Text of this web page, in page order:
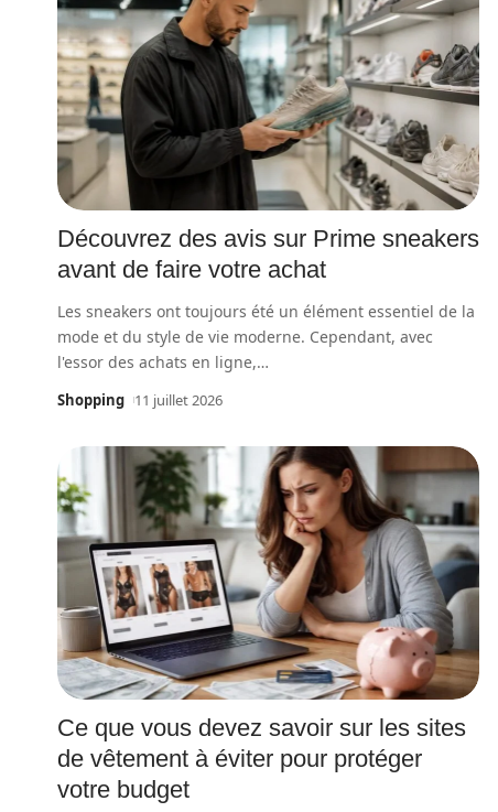
Découvrez des avis sur Prime sneakers
avant de faire votre achat
Les sneakers ont toujours été un élément essentiel de la
mode et du style de vie moderne. Cependant, avec
l'essor des achats en ligne,…
Shopping 11 juillet 2026
Ce que vous devez savoir sur les sites
de vêtement à éviter pour protéger
votre budget